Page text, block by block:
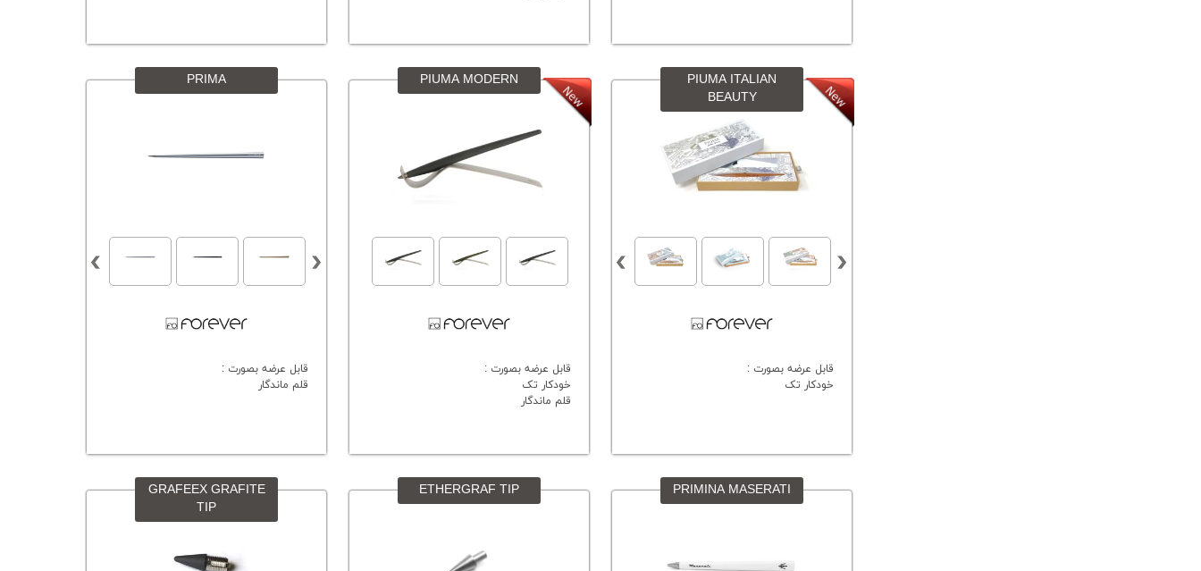
PIUMA ITALIAN
BEAUTY
قابل عرضه بصورت :
خودکار تک
PIUMA MODERN
قابل عرضه بصورت :
خودکار تک
قلم ماندگار
PRIMA
قابل عرضه بصورت :
قلم ماندگار
PRIMINA MASERATI
ETHERGRAF TIP
GRAFEEX GRAFITE
TIP